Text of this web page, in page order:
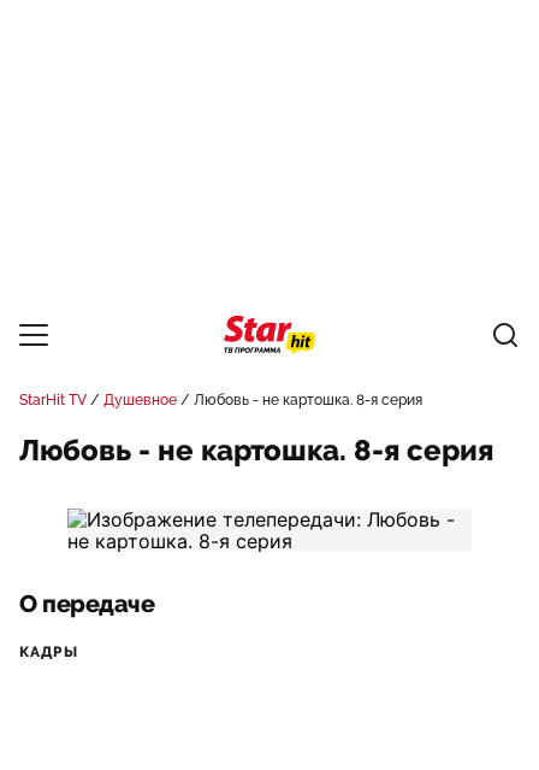
StarHit TV Душевное Любовь - не картошка. 8-я серия
Любовь - не картошка. 8-я серия
О передаче
КАДРЫ